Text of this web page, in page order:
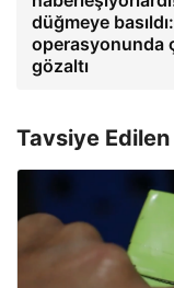
düğmeye
operasyonunda
gözaltı
Tavsiye